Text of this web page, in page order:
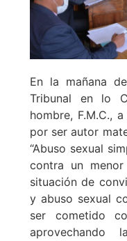
En la mañana
Tribunal en lo
hombre, F.M.C.,
por ser autor
“Abuso sexual
contra un
situación de
y abuso sexual
ser cometido
aprovechando